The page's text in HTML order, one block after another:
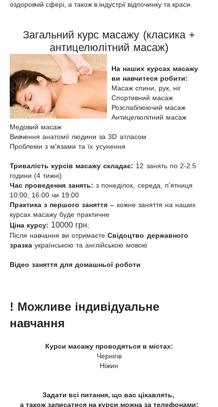
оздоровчій сфері, а також в індустрії відпочинку та краси.
Загальний курс масажу (класика +
антицелюлітний масаж)
На наших курсах масажу
ви навчитеся робити:
Масаж спини, рук, ніг
Спортивний масаж
Розслаблюючий масаж
Антицелюлітний масаж
Медовий масаж
Вивчення анатомії людини за 3D атласом
Проблеми з м'язами та їх усунення
Тривалість курсів масажу складає: 12 занять по 2-2.5
години (4 тижні)
Час проведення занять: з понеділок, середа, п'ятниця
10:00; 16:00 чи 19:00
Практика з першого заняття – кожне заняття на наших
курсах масажу буде практичне
Ціна курсу: 10000 грн;
Після навчання ви отримаєтеСвідоцтво державного
зразка українською та англійською мовою
Відео заняття для домашньої роботи
! Можливе індивідуальне
навчання
Курси масажу проводяться в містах:
Чернігів
Ніжин
Задати всі питання, що вас цікавлять,
а також записатися на курси можна за телефонами: